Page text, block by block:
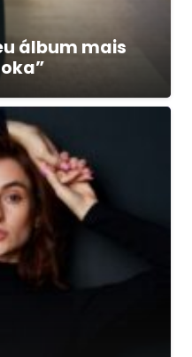
álbum mais